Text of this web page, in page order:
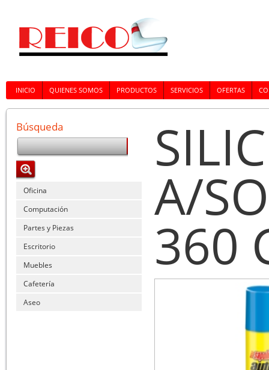
INICIO QUIENES SOMOS PRODUCTOS SERVICIOS OFERTAS
Búsqueda
Oficina
Computación
Partes y Piezas
Escritorio
Muebles
Cafetería
Aseo
A/
360